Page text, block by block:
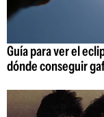
Guía para ver el
dónde conseguir